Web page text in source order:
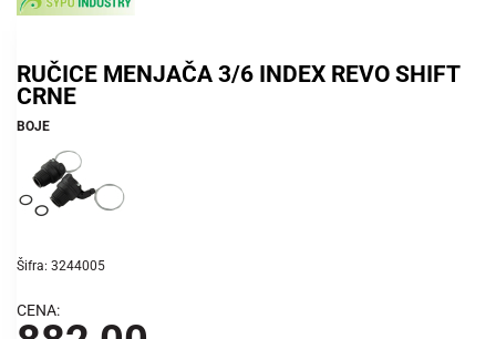
RUČICE MENJAČA 3/6 INDEX REVO SHIFT
CRNE
BOJE
Šifra: 3244005
CENA: